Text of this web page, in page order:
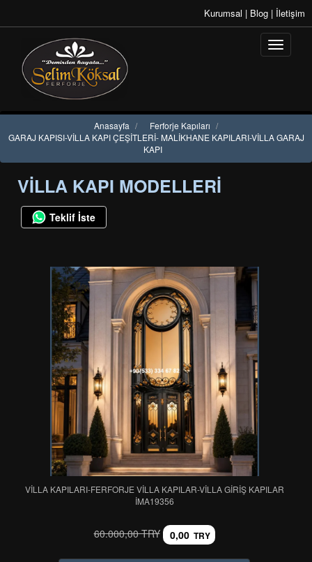
Kurumsal | Blog | İletişim
Anasayfa / Ferforje Kapıları /
GARAJ KAPISI-VİLLA KAPI ÇEŞİTLERİ- MALİKHANE KAPILARI-VİLLA GARAJ
KAPI
VILLA KAPI MODELLERI
Teklif İste
VİLLA KAPILARI-FERFORJE VİLLA KAPILAR-VİLLA GİRİŞ KAPILAR
IMA19356
60.000,00 TRY 0,00 TRY